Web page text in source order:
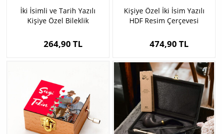
İki İsimli ve Tarih Yazılı
Kişiye Özel Bileklik
264,90 TL
Kişiye Özel İki İsim Yazılı
HDF Resim Çerçevesi
474,90 TL